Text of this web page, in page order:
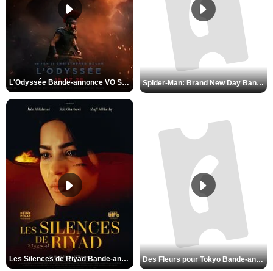
L'Odyssée Bande-annonce VO STFR Spider-Man: Brand New Day Bande-annonce VO STFR
Les Silences de Riyad Bande-annonce VO STFR Des Fleurs pour Tokyo Bande-annonce VO STFR